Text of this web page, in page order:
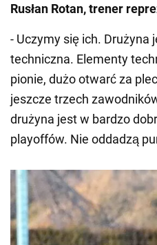
Rusłan Rotan, trener
- Uczymy się ich. Drużyna
techniczna. Elementy
pionie, dużo otwarć za
jeszcze trzech
drużyna jest w bardzo
playoffów. Nie oddadzą